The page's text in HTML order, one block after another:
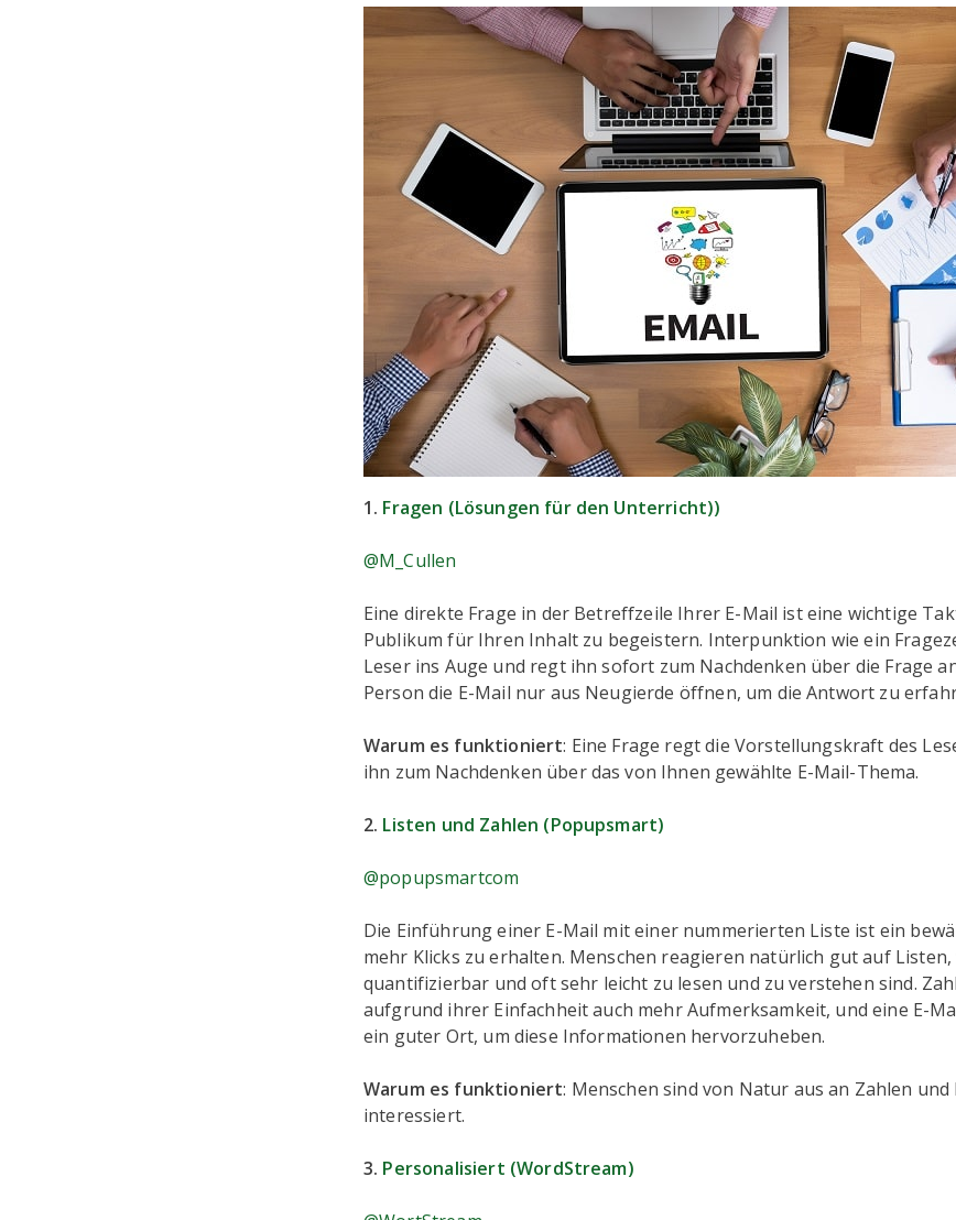
1. Fragen (Lösungen für den Unterricht))
@M_Cullen
Eine direkte Frage in der Betreffzeile Ihrer E-Mail ist eine wichtige
Publikum für Ihren Inhalt zu begeistern. Interpunktion wie ein
Leser ins Auge und regt ihn sofort zum Nachdenken über die Frage
Person die E-Mail nur aus Neugierde öffnen, um die Antwort zu
Warum es funktioniert: Eine Frage regt die Vorstellungskraft des
ihn zum Nachdenken über das von Ihnen gewählte E-Mail-Thema.
2. Listen und Zahlen (Popupsmart)
@popupsmartcom
Die Einführung einer E-Mail mit einer nummerierten Liste ist ein
mehr Klicks zu erhalten. Menschen reagieren natürlich gut auf Listen,
quantifizierbar und oft sehr leicht zu lesen und zu verstehen sind.
aufgrund ihrer Einfachheit auch mehr Aufmerksamkeit, und eine E-
ein guter Ort, um diese Informationen hervorzuheben.
Warum es funktioniert: Menschen sind von Natur aus an Zahlen
interessiert.
3. Personalisiert (WordStream)